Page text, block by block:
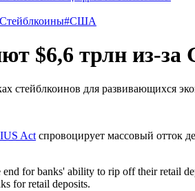
#США
$6,6 трлн из-за
стейблкоинов для развивающихся
Act спровоцирует массовый отток
for banks' ability to rip off their retail
for retail deposits.